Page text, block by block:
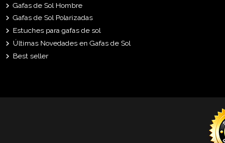
Gafas de Sol Hombre
Gafas de Sol Polarizadas
Estuches para gafas de sol
Últimas Novedades en Gafas de Sol
Best seller